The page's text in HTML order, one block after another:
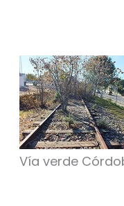
Vía verde